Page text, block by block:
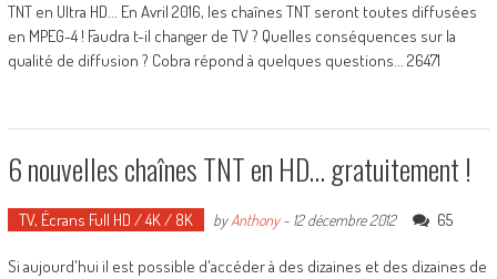
TNT en Ultra HD... En Avril 2016, les chaînes TNT seront toutes diffusées
en MPEG-4 ! Faudra t-il changer de TV ? Quelles conséquences sur la
qualité de diffusion ? Cobra répond à quelques questions... 26471
6 nouvelles chaînes TNT en HD… gratuitement !
TV, Écrans Full HD / 4K / 8K byAnthony- 12 décembre 2012 65
Si aujourd'hui il est possible d'accéder à des dizaines et des dizaines de